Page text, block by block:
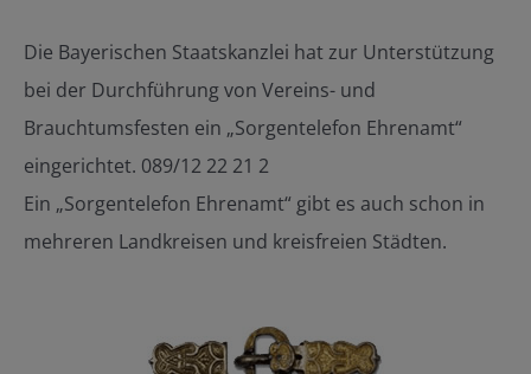
Die Bayerischen Staatskanzlei hat zur Unterstützung
bei der Durchführung von Vereins- und
Brauchtumsfesten ein „Sorgentelefon Ehrenamt“
eingerichtet. 089/12 22 21 2
Ein „Sorgentelefon Ehrenamt“ gibt es auch schon in
mehreren Landkreisen und kreisfreien Städten.